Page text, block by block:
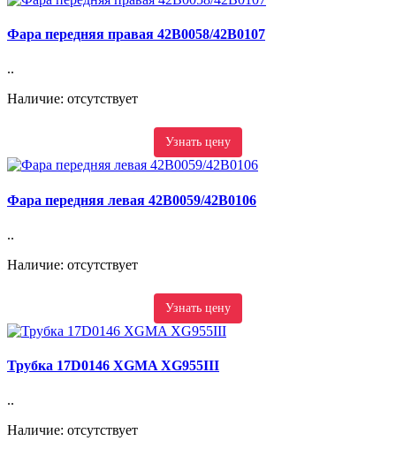
Фара передняя правая 42B0058/42B0107
..
Наличие: отсутствует
Узнать цену
Фара передняя левая 42B0059/42B0106
..
Наличие: отсутствует
Узнать цену
Трубка 17D0146 XGMA XG955III
..
Наличие: отсутствует